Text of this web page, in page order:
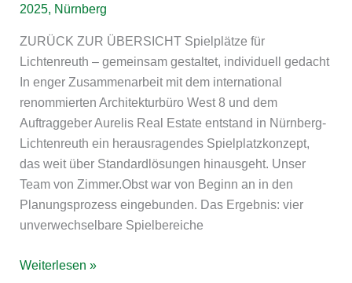
2025, Nürnberg
ZURÜCK ZUR ÜBERSICHT Spielplätze für
Lichtenreuth – gemeinsam gestaltet, individuell gedacht
In enger Zusammenarbeit mit dem international
renommierten Architekturbüro West 8 und dem
Auftraggeber Aurelis Real Estate entstand in Nürnberg-
Lichtenreuth ein herausragendes Spielplatzkonzept,
das weit über Standardlösungen hinausgeht. Unser
Team von Zimmer.Obst war von Beginn an in den
Planungsprozess eingebunden. Das Ergebnis: vier
unverwechselbare Spielbereiche
Weiterlesen »